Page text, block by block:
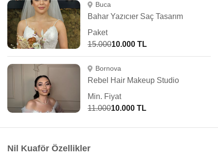
Buca
Bahar Yazıcıer Saç Tasarım
Paket
15.00010.000 TL
Bornova
Rebel Hair Makeup Studio
Min. Fiyat
11.00010.000 TL
Nil Kuaför Özellikler